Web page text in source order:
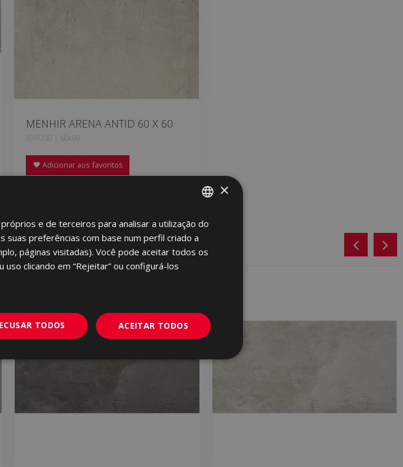
MENHIR ARENA ANTID 60 X 60
GYR230 | 60x60
Adicionar aos favoritos
SPANISH
ENGLISH
×
próprios e de terceiros para analisar a utilização do
suas preferências com base num perfil criado a
páginas visitadas). Você pode aceitar todos os
uso clicando em “Rejeitar” ou configurá-los
ACEITAR TODOS
TODOS